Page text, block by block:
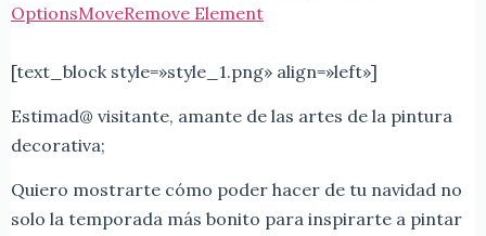
OptionsMoveRemove Element
[text_block style=»style_1.png» align=»left»]
Estimad@ visitante, amante de las artes de la pintura
decorativa;
Quiero mostrarte cómo poder hacer de tu navidad no
solo la temporada más bonito para inspirarte a pintar